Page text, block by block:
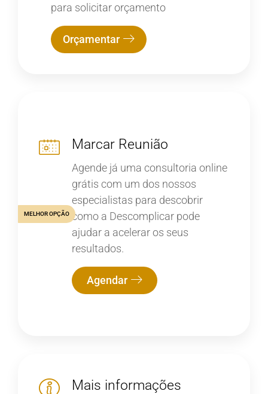
para solicitar orçamento
Orçamentar
Marcar Reunião
Agende já uma consultoria online
grátis com um dos nossos
especialistas para descobrir
como a Descomplicar pode
ajudar a acelerar os seus
resultados.
Agendar
MELHOR OPÇÃO
Mais informações